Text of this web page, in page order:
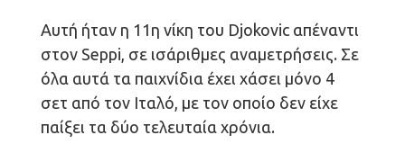
Αυτή ήταν η 11η νίκη του Djokovic απέναντι
στον Seppi, σε ισάριθμες αναμετρήσεις. Σε
όλα αυτά τα παιχνίδια έχει χάσει μόνο 4
σετ από τον Ιταλό, με τον οποίο δεν είχε
παίξει τα δύο τελευταία χρόνια.